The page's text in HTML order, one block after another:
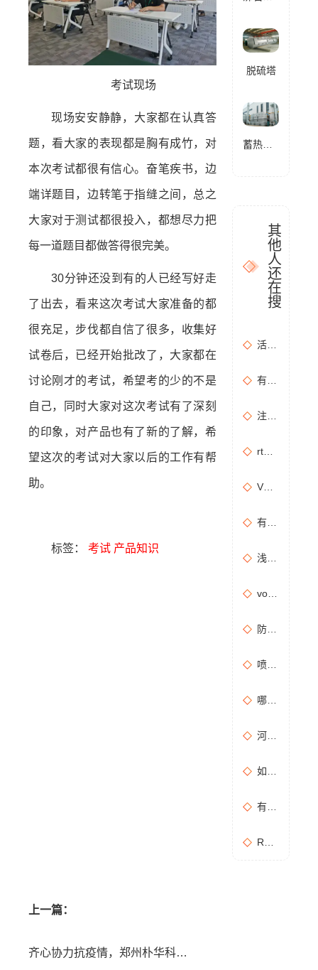
考试现场
现场安安静静，大家都在认真答
题，看大家的表现都是胸有成竹，对
本次考试都很有信心。奋笔疾书，边
端详题目，边转笔于指缝之间，总之
大家对于测试都很投入，都想尽力把
每一道题目都做答得很完美。
30分钟还没到有的人已经写好走
了出去，看来这次考试大家准备的都
很充足，步伐都自信了很多，收集好
试卷后，已经开始批改了，大家都在
讨论刚才的考试，希望考的少的不是
自己，同时大家对这次考试有了深刻
的印象，对产品也有了新的了解，希
望这次的考试对大家以后的工作有帮
助。
标签： 考试 产品知识
脱硫塔
其
他
人
还
在
搜
上一篇：
齐心协力抗疫情，郑州朴华科技妇女联合会爱心防疫物资已就位